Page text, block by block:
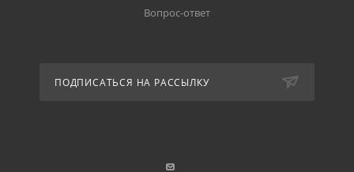
Вопрос-ответ
ПОДПИСАТЬСЯ НА РАССЫЛКУ